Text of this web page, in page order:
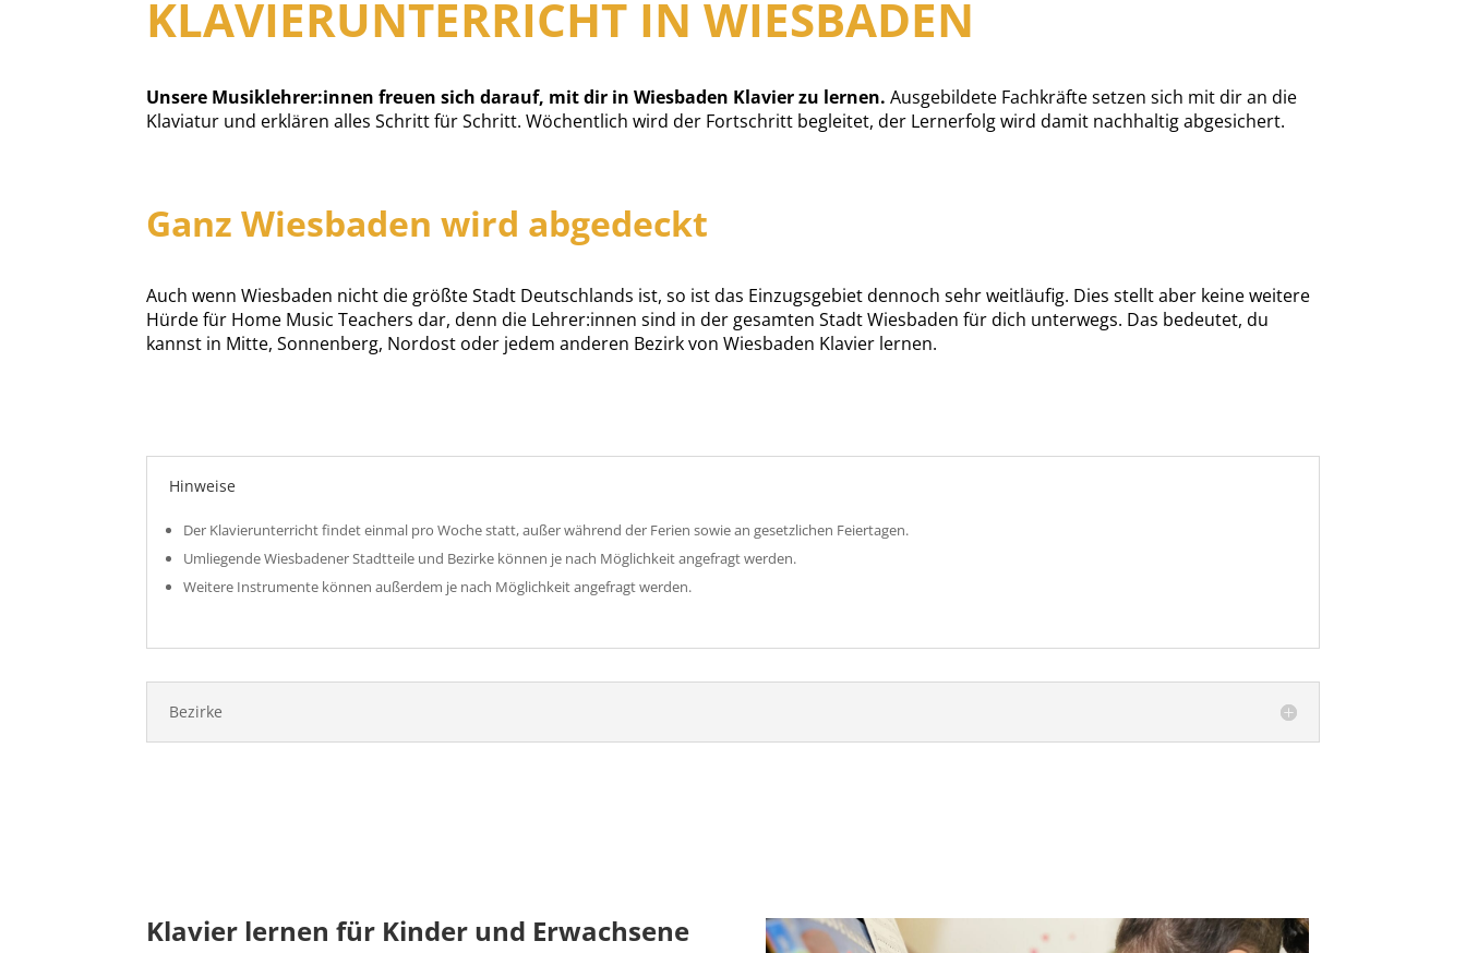
KLAVIERUNTERRICHT IN WIESBADEN
Unsere Musiklehrer:innen freuen sich darauf, mit dir in Wiesbaden Klavier zu lernen.Ausgebildete Fachkräfte setzen sich mit dir an die
Klaviatur und erklären alles Schritt für Schritt. Wöchentlich wird der Fortschritt begleitet, der Lernerfolg wird damit nachhaltig abgesichert.
Ganz Wiesbaden wird abgedeckt
Auch wenn Wiesbaden nicht die größte Stadt Deutschlands ist, so ist das Einzugsgebiet dennoch sehr weitläufig. Dies stellt aber keine weitere
Hürde für Home Music Teachers dar, denn die Lehrer:innen sind in der gesamten Stadt Wiesbaden für dich unterwegs. Das bedeutet, du
kannst in Mitte, Sonnenberg, Nordost oder jedem anderen Bezirk von Wiesbaden Klavier lernen.
Hinweise
Der Klavierunterricht findet einmal pro Woche statt, außer während der Ferien sowie an gesetzlichen Feiertagen.
Umliegende Wiesbadener Stadtteile und Bezirke können je nach Möglichkeit angefragt werden.
Weitere Instrumente können außerdem je nach Möglichkeit angefragt werden.
Bezirke
Klavier lernen für Kinder und Erwachsene